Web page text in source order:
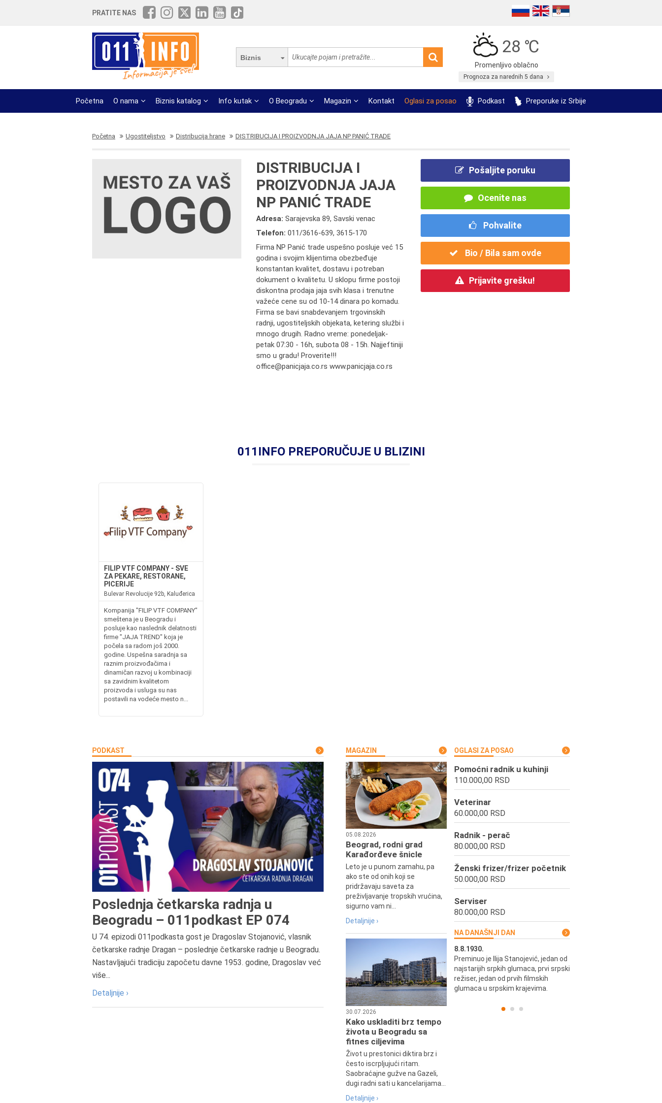
PRATITE NAS
Biznis
28 ℃
Promenljivo oblačno
Prognoza za narednih 5 dana
Početna O nama Biznis katalog Info kutak O Beogradu Magazin Kontakt Oglasi za posao Podkast Preporuke iz Srbije
Početna Ugostiteljstvo Distribucija hrane DISTRIBUCIJA I PROIZVODNJA JAJA NP PANIĆ TRADE
DISTRIBUCIJA I
PROIZVODNJA JAJA
NP PANIĆ TRADE
Adresa:Sarajevska 89, Savski venac
Telefon:011/3616-639,3615-170
Firma NP Panić trade uspešno posluje već 15
godina i svojim klijentima obezbeđuje
konstantan kvalitet, dostavu i potreban
dokument o kvalitetu. U sklopu firme postoji
diskontna prodaja jaja svih klasa i trenutne
važeće cene su od 10-14 dinara po komadu.
Firma se bavi snabdevanjem trgovinskih
radnji, ugostiteljskih objekata, ketering službi i
mnogo drugih. Radno vreme: ponedeljak-
petak 07:30 - 16h, subota 08 - 15h. Najjeftiniji
smo u gradu! Proverite!!!
office@panicjaja.co.rs www.panicjaja.co.rs
Pošaljite poruku
Ocenite nas
Pohvalite
Bio / Bila sam ovde
Prijavite grešku!
011INFO PREPORUČUJE U BLIZINI
FILIP VTF COMPANY - SVE
ZA PEKARE, RESTORANE,
PICERIJE
Bulevar Revolucije 92b, Kaluđerica
Kompanija "FILIP VTF COMPANY"
smeštena je u Beogradu i
posluje kao naslednik delatnosti
firme "JAJA TREND" koja je
počela sa radom još 2000.
godine. Uspešna saradnja sa
raznim proizvođačima i
dinamičan razvoj u kombinaciji
sa zavidnim kvalitetom
proizvoda i usluga su nas
postavili na vodeće mesto n...
PODKAST
Poslednja četkarska radnja u
Beogradu – 011podkast EP 074
U 74. epizodi 011podkasta gost je Dragoslav Stojanović, vlasnik
četkarske radnje Dragan – poslednje četkarske radnje u Beogradu.
Nastavljajući tradiciju započetu davne 1953. godine, Dragoslav već
više...
Detaljnije ›
MAGAZIN
05.08.2026
Beograd, rodni grad
Karađorđeve šnicle
Leto je u punom zamahu, pa
ako ste od onih koji se
pridržavaju saveta za
preživljavanje tropskih vrućina,
sigurno vam ni...
Detaljnije ›
30.07.2026
Kako uskladiti brz tempo
života u Beogradu sa
fitnes ciljevima
Život u prestonici diktira brz i
često iscrpljujući ritam.
Saobraćajne gužve na Gazeli,
dugi radni sati u kancelarijama...
Detaljnije ›
OGLASI ZA POSAO
Pomoćni radnik u kuhinji
110.000,00 RSD
Veterinar
60.000,00 RSD
Radnik - perač
80.000,00 RSD
Ženski frizer/frizer početnik
50.000,00 RSD
Serviser
80.000,00 RSD
NA DANAŠNJI DAN
Preminuo je Dejan Kosanović,
istoričar filma, filmski reditelj,
profesor i dekan Fakulteta dramskih
umetnosti u Beogradu.
8.8.1930.
Preminuo je Ilija Stanojević, jedan od
najstarijih srpkih glumaca, prvi srpski
režiser, jedan od prvih filmskih
glumaca u srpskim krajevima.